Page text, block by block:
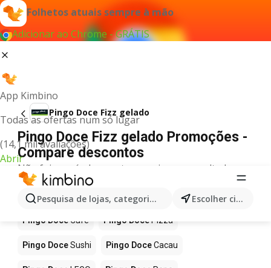
Folhetos atuais sempre à mão
Adicionar ao Chrome - GRÁTIS
App Kimbino
Todas as ofertas num só lugar
(14,1 mil avaliações)
Abrir
Pesquisa de lojas, categorias,produtos... Escolher cidade
Pingo Doce Fizz gelado
Pingo Doce Fizz gelado Promoções -
Compare descontos
Não foi possível encontrar quaisquer resultados
para este termo.
Mais produtos em Pingo Doce
Pingo Doce Café Pingo DocePizza
Pingo DoceSushi Pingo DoceCacau